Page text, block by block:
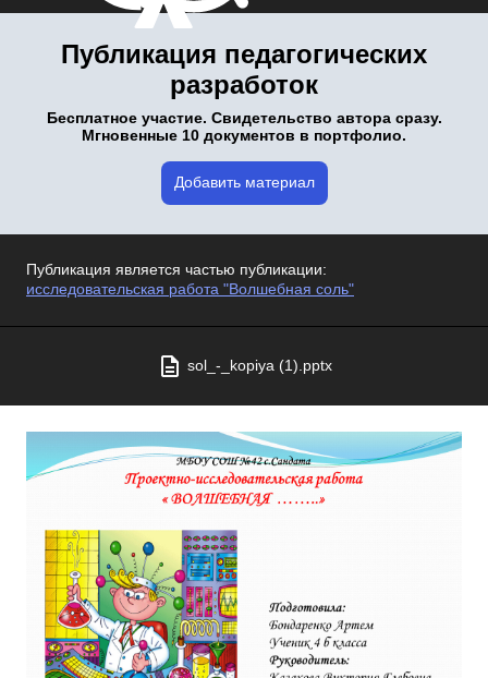
Публикация педагогических
разработок
Бесплатное участие. Свидетельство автора сразу.
Мгновенные 10 документов в портфолио.
Добавить материал
Публикация является частью публикации:
исследовательская работа "Волшебная соль"
sol_-_kopiya (1).pptx